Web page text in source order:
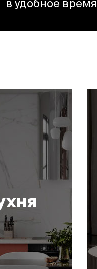
в удобное время